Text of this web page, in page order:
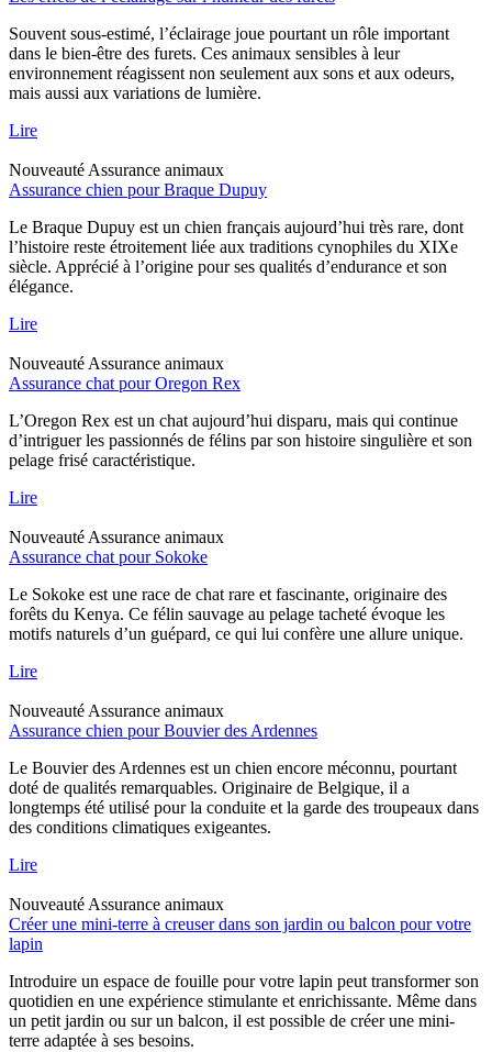
Souvent sous-estimé, l’éclairage joue pourtant un rôle important
dans le bien-être des furets. Ces animaux sensibles à leur
environnement réagissent non seulement aux sons et aux odeurs,
mais aussi aux variations de lumière.
Lire
Nouveauté Assurance animaux
Assurance chien pour Braque Dupuy
Le Braque Dupuy est un chien français aujourd’hui très rare, dont
l’histoire reste étroitement liée aux traditions cynophiles du XIXe
siècle. Apprécié à l’origine pour ses qualités d’endurance et son
élégance.
Lire
Nouveauté Assurance animaux
Assurance chat pour Oregon Rex
L’Oregon Rex est un chat aujourd’hui disparu, mais qui continue
d’intriguer les passionnés de félins par son histoire singulière et son
pelage frisé caractéristique.
Lire
Nouveauté Assurance animaux
Assurance chat pour Sokoke
Le Sokoke est une race de chat rare et fascinante, originaire des
forêts du Kenya. Ce félin sauvage au pelage tacheté évoque les
motifs naturels d’un guépard, ce qui lui confère une allure unique.
Lire
Nouveauté Assurance animaux
Assurance chien pour Bouvier des Ardennes
Le Bouvier des Ardennes est un chien encore méconnu, pourtant
doté de qualités remarquables. Originaire de Belgique, il a
longtemps été utilisé pour la conduite et la garde des troupeaux dans
des conditions climatiques exigeantes.
Lire
Nouveauté Assurance animaux
Créer une mini-terre à creuser dans son jardin ou balcon pour votre
lapin
Introduire un espace de fouille pour votre lapin peut transformer son
quotidien en une expérience stimulante et enrichissante. Même dans
un petit jardin ou sur un balcon, il est possible de créer une mini-
terre adaptée à ses besoins.